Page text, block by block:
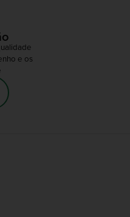
e os